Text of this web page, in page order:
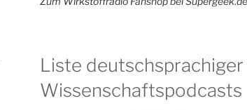
Liste deutschsprachiger
Wissenschaftspodcasts